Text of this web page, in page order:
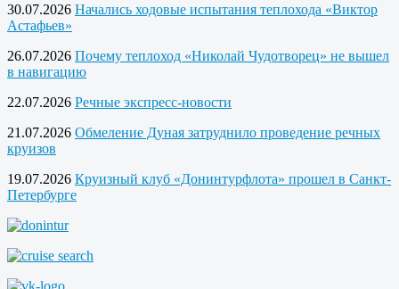
30.07.2026 Начались ходовые испытания теплохода «Виктор
Астафьев»
26.07.2026 Почему теплоход «Николай Чудотворец» не вышел
в навигацию
22.07.2026 Речные экспресс-новости
21.07.2026 Обмеление Дуная затруднило проведение речных
круизов
19.07.2026 Круизный клуб «Донинтурфлота» прошел в Санкт-
Петербурге